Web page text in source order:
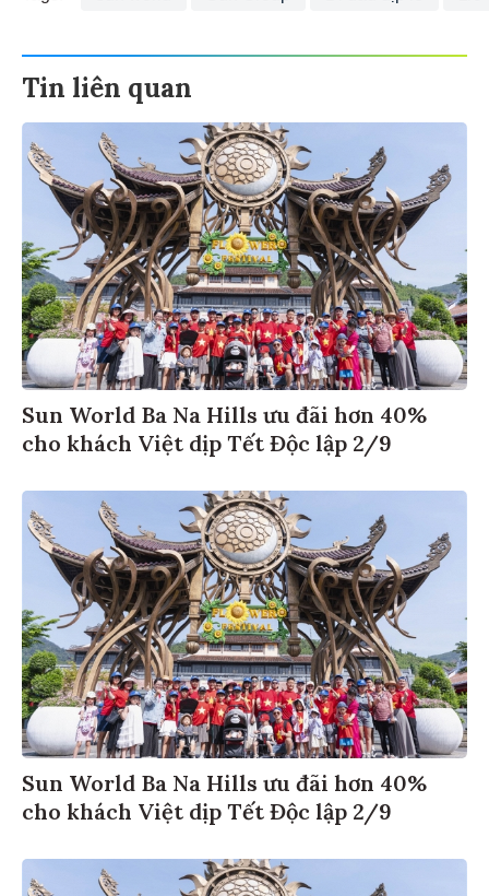
Tin liên quan
Sun World Ba Na Hills ưu đãi hơn 40%
cho khách Việt dịp Tết Độc lập 2/9
Sun World Ba Na Hills ưu đãi hơn 40%
cho khách Việt dịp Tết Độc lập 2/9